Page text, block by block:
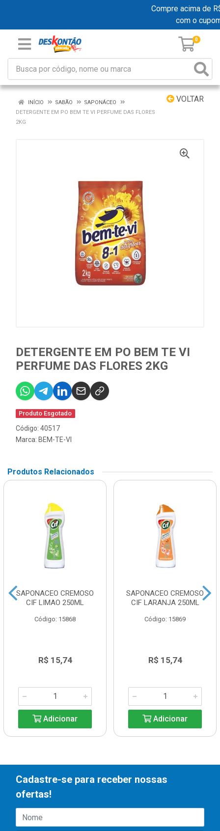
Compre acima de
com o
0
VOLTAR
INÍCIO SABÃO
SAPONÁCEO
DETERGENTE EM PO BEM TE VI PERFUME DAS FLORES
2KG
DETERGENTE EM PO BEM TE VI
PERFUME DAS FLORES 2KG
Produto Esgotado
Código: 40517
Marca: BEM-TE-VI
Produtos Relacionados
SAPONACEO CREMOSO
CIF LIMAO 250ML
Código: 15868
R$ 15,74
Adicionar
SAPONACEO CREMOSO
CIF LARANJA 250ML
Código: 15869
R$ 15,74
Adicionar
Cadastre-se para receber nossas
ofertas!